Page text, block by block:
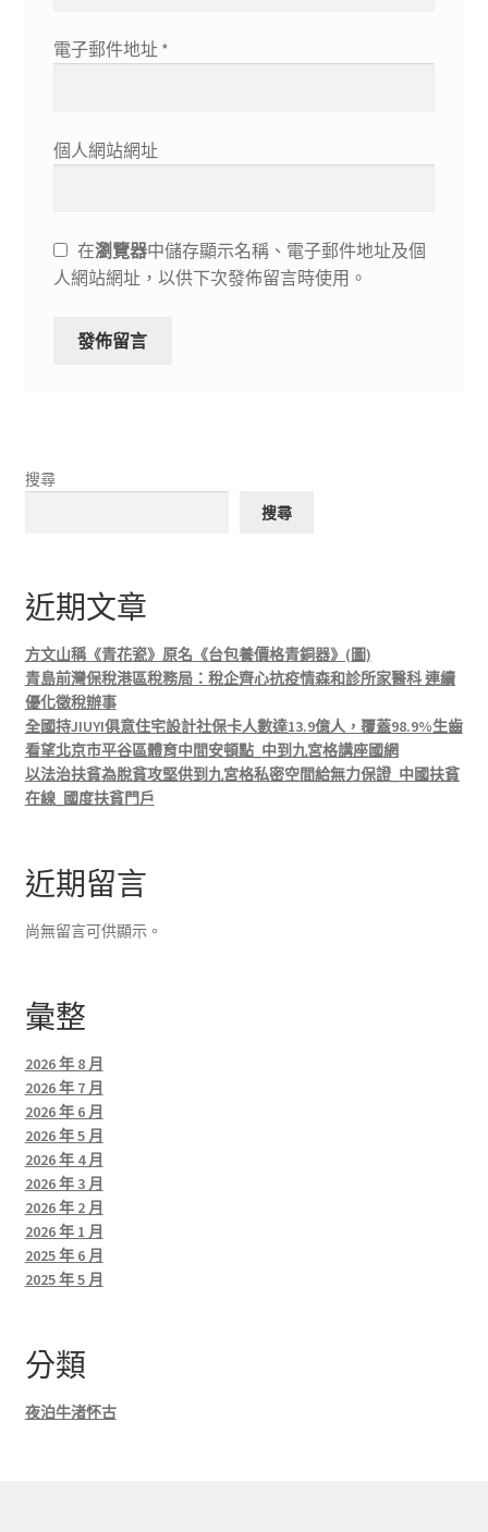
電子郵件地址 *
個人網站網址
在瀏覽器中儲存顯示名稱、電子郵件地址及個
人網站網址，以供下次發佈留言時使用。
搜尋
搜尋
近期文章
方文山稱《青花瓷》原名《台包養價格青銅器》(圖)
青島前灣保稅港區稅務局：稅企齊心抗疫情森和診所家醫科 連續
優化徵稅辦事
全國持JIUYI俱意住宅設計社保卡人數達13.9億人，覆蓋98.9%生齒
看望北京市平谷區體育中間安頓點_中到九宮格講座國網
以法治扶貧為脫貧攻堅供到九宮格私密空間給無力保證_中國扶貧
在線_國度扶貧門戶
近期留言
尚無留言可供顯示。
彙整
2026 年 8 月
2026 年 7 月
2026 年 6 月
2026 年 5 月
2026 年 4 月
2026 年 3 月
2026 年 2 月
2026 年 1 月
2025 年 6 月
2025 年 5 月
分類
夜泊牛渚怀古